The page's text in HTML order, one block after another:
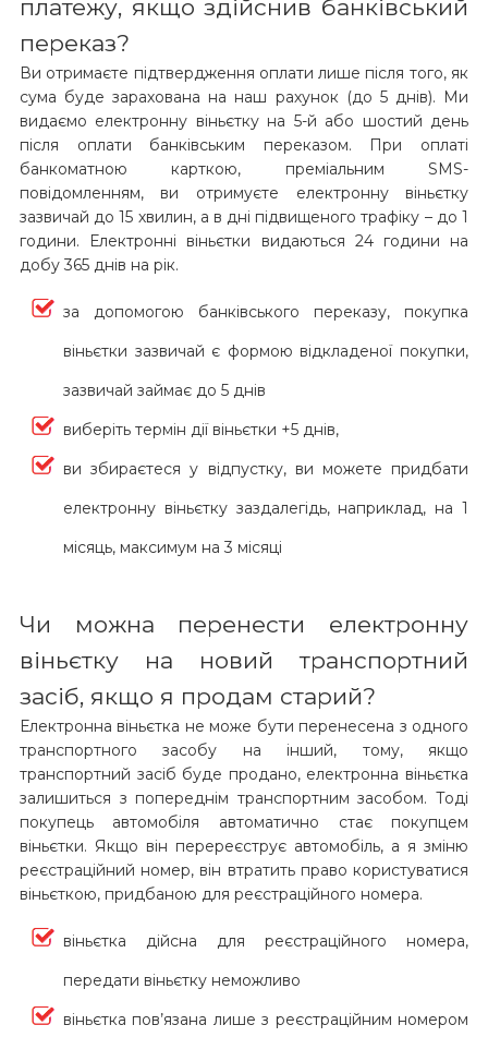
платежу, якщо здійснив банківський
переказ?
Ви отримаєте підтвердження оплати лише після того, як
сума буде зарахована на наш рахунок (до 5 днів). Ми
видаємо електронну віньєтку на 5-й або шостий день
після оплати банківським переказом. При оплаті
банкоматною карткою, преміальним SMS-
повідомленням, ви отримуєте електронну віньєтку
зазвичай до 15 хвилин, а в дні підвищеного трафіку – до 1
години. Електронні віньєтки видаються 24 години на
добу 365 днів на рік.
за допомогою банківського переказу, покупка
віньєтки зазвичай є формою відкладеної покупки,
зазвичай займає до 5 днів
виберіть термін дії віньєтки +5 днів,
ви збираєтеся у відпустку, ви можете придбати
електронну віньєтку заздалегідь, наприклад, на 1
місяць, максимум на 3 місяці
Чи можна перенести електронну
віньєтку на новий транспортний
засіб, якщо я продам старий?
Електронна віньєтка не може бути перенесена з одного
транспортного засобу на інший, тому, якщо
транспортний засіб буде продано, електронна віньєтка
залишиться з попереднім транспортним засобом. Тоді
покупець автомобіля автоматично стає покупцем
віньєтки. Якщо він перереєструє автомобіль, а я зміню
реєстраційний номер, він втратить право користуватися
віньєткою, придбаною для реєстраційного номера.
віньєтка дійсна для реєстраційного номера,
передати віньєтку неможливо
віньєтка пов’язана лише з реєстраційним номером